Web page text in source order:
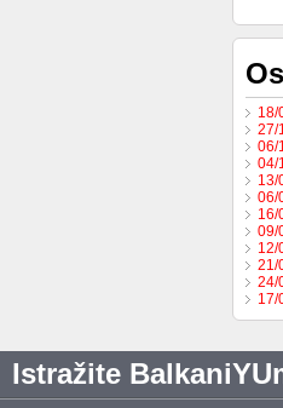
18/
27/
06/
04/
13/
06/
16/
09/
12/
21/
24/
17/
Istražite